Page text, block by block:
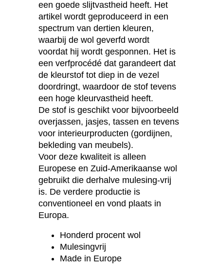
een goede slijtvastheid heeft. Het
artikel wordt geproduceerd in een
spectrum van dertien kleuren,
waarbij de wol geverfd wordt
voordat hij wordt gesponnen. Het is
een verfprocédé dat garandeert dat
de kleurstof tot diep in de vezel
doordringt, waardoor de stof tevens
een hoge kleurvastheid heeft.
De stof is geschikt voor bijvoorbeeld
overjassen, jasjes, tassen en tevens
voor interieurproducten (gordijnen,
bekleding van meubels).
Voor deze kwaliteit is alleen
Europese en Zuid-Amerikaanse wol
gebruikt die derhalve mulesing-vrij
is. De verdere productie is
conventioneel en vond plaats in
Europa.
Honderd procent wol
Mulesingvrij
Made in Europe